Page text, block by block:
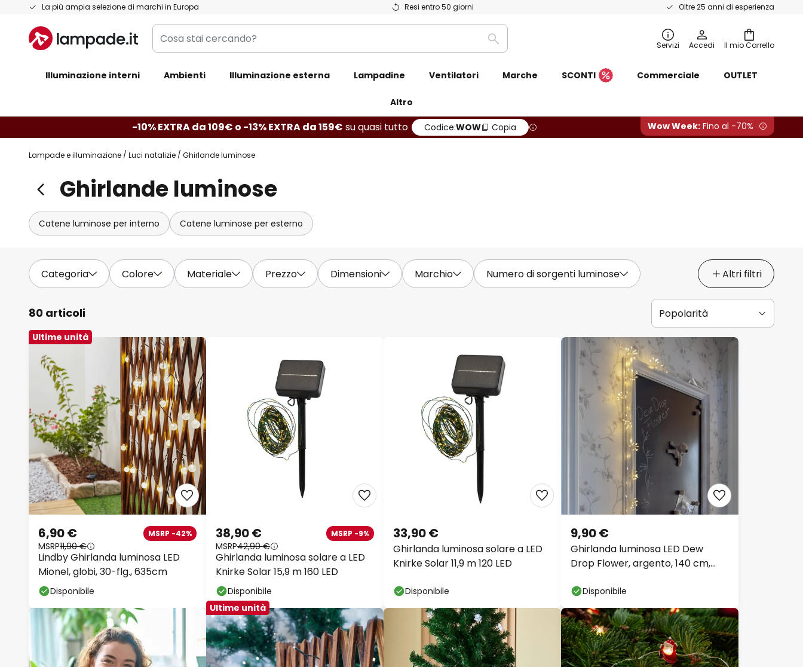
La più ampia selezione di marchi in Europa Resi entro 50 giorni Oltre 25 anni di esperienza
Salta
contenuto
Il mio Carrello
Cosa
stai
Ricerca Servizi Accedi
Illuminazione interni Ambienti Illuminazione esterna Lampadine Ventilatori Marche SCONTI Commerciale OUTLET
Altro
-10% EXTRA da 109€ o -13% EXTRA da 159€ su quasi tutto Codice:WOW Copia Wow Week: Fino al -70%
Lampade e illuminazione Luci natalizie Ghirlande luminose
Ghirlande luminose
Catene luminose per interno Catene luminose per esterno
Categoria Colore Materiale Prezzo Dimensioni Marchio Numero di sorgenti luminose Altri filtri
80 articoli
Ultime unità
Lindby Ghirlanda luminosa LED
Mionel, globi, 30-flg., 635cm
6,90 € MSRP -42%
MSRP11,90 €
Disponibile
Ghirlanda luminosa solare a LED
Knirke Solar 15,9 m 160 LED
38,90 € MSRP -9%
MSRP42,90 €
Disponibile
Ghirlanda luminosa solare a LED
Knirke Solar 11,9 m 120 LED
33,90 €
Disponibile
Ghirlanda luminosa LED Dew
Drop Flower, argento, 140 cm,
9,90 €
Disponibile
Ultime unità